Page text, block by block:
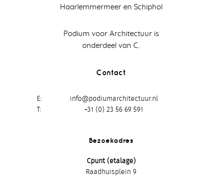
Haarlemmermeer en Schiphol
Podium voor Architectuur is
onderdeel van C.
Contact
E
info@podiumarchitectuur.nl
T
+31 (0) 23 56 69 591
Bezoekadres
Cpunt (etalage)
Raadhuisplein 9